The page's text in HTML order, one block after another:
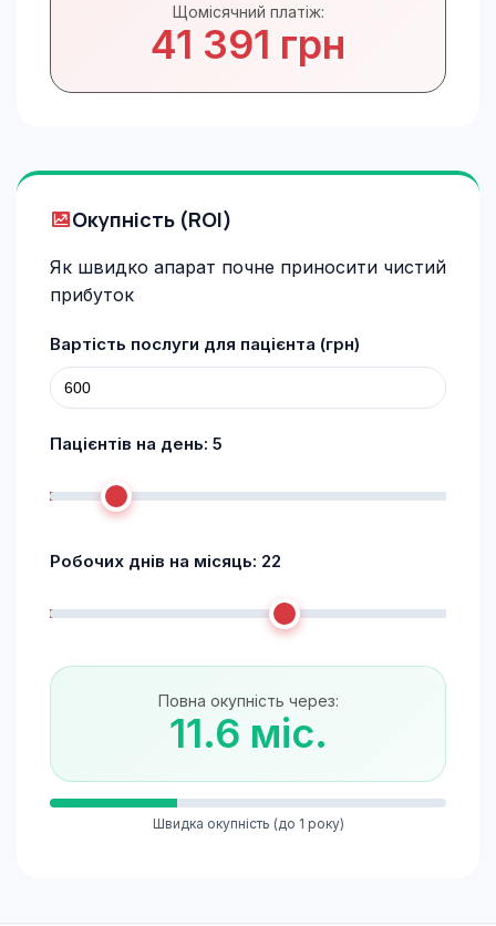
Щомісячний платіж:
41 391 грн
Окупність (ROI)
Як швидко апарат почне приносити чистий
прибуток
Вартість послуги для пацієнта (грн)
Пацієнтів на день: 5
Робочих днів на місяць: 22
Повна окупність через:
11.6 міс.
Швидка окупність (до 1 року)